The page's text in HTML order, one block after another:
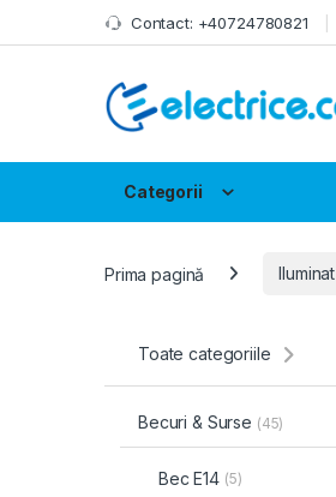
Skip to navigation
Skip to content Contact: +40724780821
Categorii
Prima pagină Iluminat
Toate categoriile
Becuri & Surse (45)
Bec E14 (5)